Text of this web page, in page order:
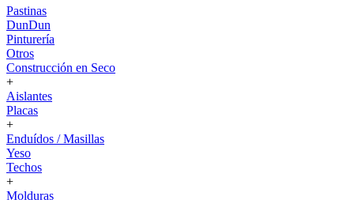
Pastinas
DunDun
Pinturería
Otros
Construcción en Seco
+
Aislantes
Placas
+
Enduídos / Masillas
Yeso
Techos
+
Molduras